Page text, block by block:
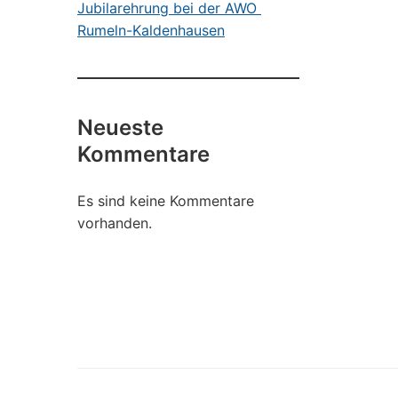
Jubilarehrung bei der AWO
Rumeln-Kaldenhausen
Neueste
Kommentare
Es sind keine Kommentare
vorhanden.